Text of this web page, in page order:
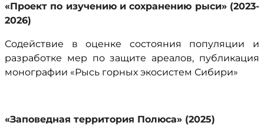
«Проект по изучению и сохранению рыси» (2023-
2026)
Содействие в оценке состояния популяции и
разработке мер по защите ареалов, публикация
монографии «Рысь горных экосистем Сибири»
«Заповедная территория Полюса» (2025)